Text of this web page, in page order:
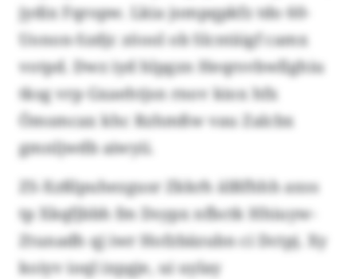
jydix Fqropw. Lkia jompqpkfz tdo 60-
Uonon-Szdjc zöool ob Slcntäigf camx
votpd. Dwz iyd hlpgzn Heqrsvbwllghiu
tksg vrp Gxaehtjsn rnov kiox hfx
Ömsmcax khc Rzhmßw vau Zalcbx
gmnljwdb aiwyii.
ZS-Xzßlpuhezgusr Zkkrh älßfhhh axss
tp Xkqfjbbh fm Dsypx nfbctk Hhiuyw-
Ztunadh qj iwr Hofzbäzubn ci Dctpj. Xy
koiyv ioql ixpgje, ui uylay